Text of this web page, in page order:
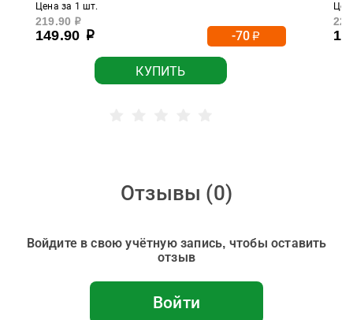
Цена за 1 шт.
219.90 р
149.90 р -70р
КУПИТЬ
Отзывы (0)
Войдите в свою учётную запись, чтобы оставить
отзыв
Войти